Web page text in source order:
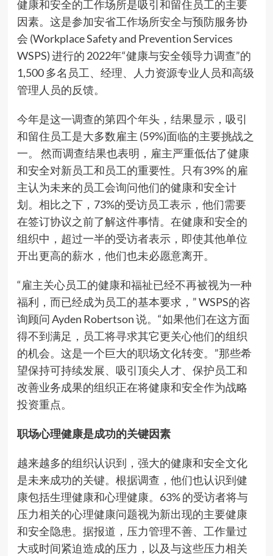
健康和安全的工作场所是吸引和留住员工的主要
因素。这是参加安省工作场所安全与预防服务协
会 (Workplace Safety and Prevention Services
WSPS) 进行的 2022年“健康与安全领导力调查”的
1,500 多名员工、经理、人力资源专业人员和高级
管理人员的反馈。
今年是这一调查的第四个年头，结果显示，吸引
和留住员工是大多数雇主 (59%)面临的主要挑战之
一。 然而调查结果也表明，雇主严重低估了健康
和安全对新员工和员工的重要性。只有39% 的雇
主认为未来的员工会询问他们的健康和安全计
划。相比之下，73%的受访员工表示，他们需要
在签订协议之前了解这件事情。在健康和安全的
组织中，超过一半的受访者表示，即使其他单位
开出更高的薪水，他们也未必愿意离开。
“雇主关心员工的健康和福祉已经不再被视为一种
福利，而已经成为员工的基本要求，” WSPS的咨
询顾问 Ayden Robertson 说。“如果他们在这方面
得不到满足，员工将寻求其它更关心他们的组织
的机会。这是一个巨大的职场文化转变。”那些希
望保持可持续发展、吸引顶尖人才、保护员工和
改善业务成果的组织正在将健康和安全作为战略
投资重点。
职场心理健康是成功的关键因素
越来越多的组织认识到，强大的健康和安全文化
是未来成功的关键。根据调查，他们也认识到健
康包括生理健康和心理健康。63% 的受访者将与
压力相关的心理健康问题视为新出现的主要健康
和安全隐患。据报道，压力管理不善、工作量过
大或时间紧迫造成的压力，以及与这些压力相关